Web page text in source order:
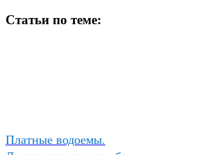
Статьи по теме:
Платные водоемы.